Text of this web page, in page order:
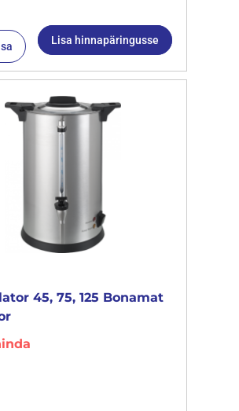
Lisa hinnapäringusse
45, 75, 125 Bonamat